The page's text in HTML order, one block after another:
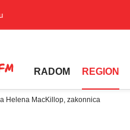
RADOM REGION
Helena MacKillop, zakonnica